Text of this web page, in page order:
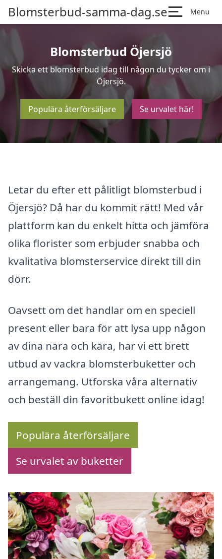
Blomsterbud-samma-dag.se Menu
Blomsterbud Öjersjö
Skicka ett blomsterbud idag till någon du tycker om i
Öjersjö.
Populära återförsäljare Se urvalet här!
Letar du efter ett pålitligt blomsterbud i
Öjersjö? Då har du kommit rätt! Med vår
plattform kan du enkelt hitta och jämföra
olika florister som erbjuder snabba och
kvalitativa blomsterservice direkt till din
dörr.
Oavsett om det handlar om en speciell
present eller bara för att lysa upp någon
av dina nära och kära, har vi ett brett
utbud av vackra blomsterbuketter och
arrangemang. Utforska våra alternativ
och beställ din favoritbukett online idag!
Populära återförsäljare
Se urvalet av buketter